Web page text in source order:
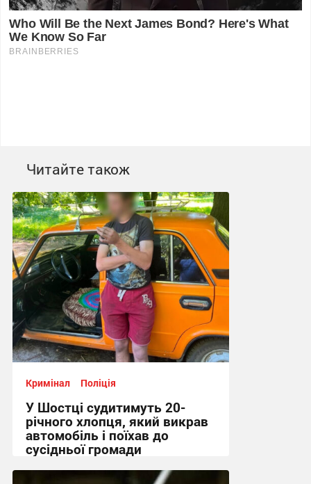
Читайте також
Кримінал Поліція
У Шостці судитимуть 20-
річного хлопця, який викрав
автомобіль і поїхав до
сусідньої громади